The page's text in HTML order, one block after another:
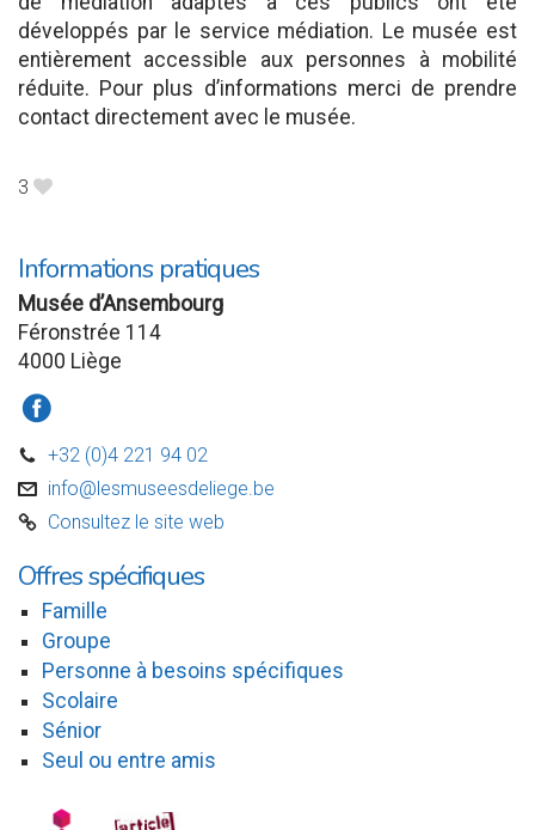
développés par le service médiation. Le musée est
entièrement accessible aux personnes à mobilité
réduite. Pour plus d’informations merci de prendre
contact directement avec le musée.
3 B
Informations pratiques
Musée d’Ansembourg
Féronstrée 114
4000 Liège
a
D +32 (0)4 221 94 02
v info@lesmuseesdeliege.be
C Consultez le site web
Offres spécifiques
Famille
Groupe
Personne à besoins spécifiques
Scolaire
Sénior
Seul ou entre amis